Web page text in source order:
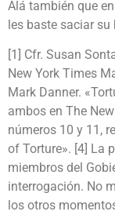
Alá también que
les baste saciar
[1] Cfr. Susan
New York Times
Mark Danner.
ambos en The
números 10 y 11,
of Torture». [4] La
miembros del
interrogación. No
los otros